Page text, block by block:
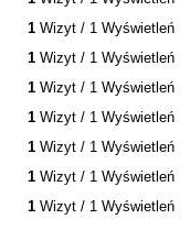
1 Wizyt / 1 Wyświetleń
1 Wizyt / 1 Wyświetleń
1 Wizyt / 1 Wyświetleń
1 Wizyt / 1 Wyświetleń
1 Wizyt / 1 Wyświetleń
1 Wizyt / 1 Wyświetleń
1 Wizyt / 1 Wyświetleń